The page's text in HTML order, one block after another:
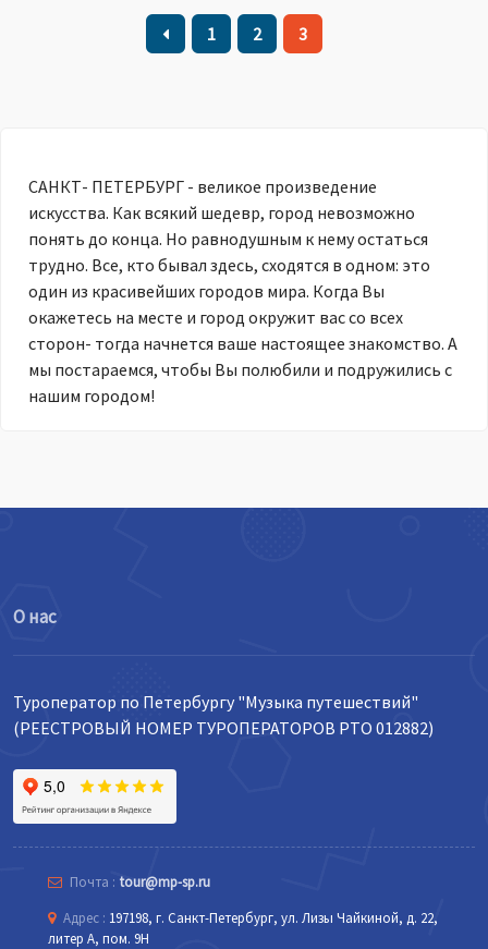
1 2 3
САНКТ- ПЕТЕРБУРГ - великое произведение
искусства. Как всякий шедевр, город невозможно
понять до конца. Но равнодушным к нему остаться
трудно. Все, кто бывал здесь, сходятся в одном: это
один из красивейших городов мира. Когда Вы
окажетесь на месте и город окружит вас со всех
сторон- тогда начнется ваше настоящее знакомство. А
мы постараемся, чтобы Вы полюбили и подружились с
нашим городом!
О нас
Туроператор по Петербургу "Музыка путешествий"
(РЕЕСТРОВЫЙ НОМЕР ТУРОПЕРАТОРОВ РТО 012882)
Почта : tour@mp-sp.ru
Адрес : 197198, г. Санкт-Петербург, ул. Лизы Чайкиной, д. 22,
литер А, пом. 9Н